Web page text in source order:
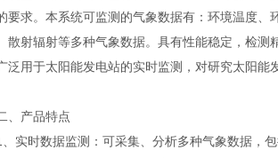
要求。本系统可监测的气象数据有：环境温度
散射辐射等多种气象数据。具有性能稳定，检
用于太阳能发电站的实时监测，对研究太阳能
产品特点
时数据监测：可采集、分析多种气象数据，包